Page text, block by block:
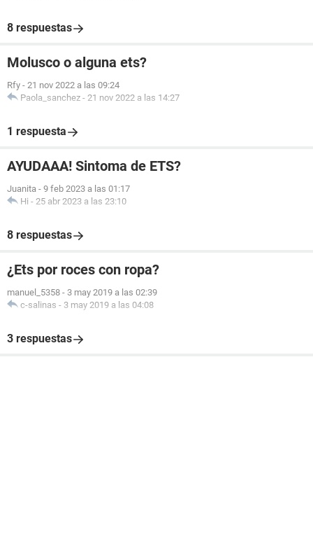
8 respuestas
Molusco o alguna ets?
Rfy - 21 nov 2022 a las 09:24
Paola_sanchez - 21 nov 2022 a las 14:27
1 respuesta
AYUDAAA! Sintoma de ETS?
Juanita - 9 feb 2023 a las 01:17
Hi - 25 abr 2023 a las 23:10
8 respuestas
¿Ets por roces con ropa?
manuel_5358 - 3 may 2019 a las 02:39
c-salinas - 3 may 2019 a las 04:08
3 respuestas